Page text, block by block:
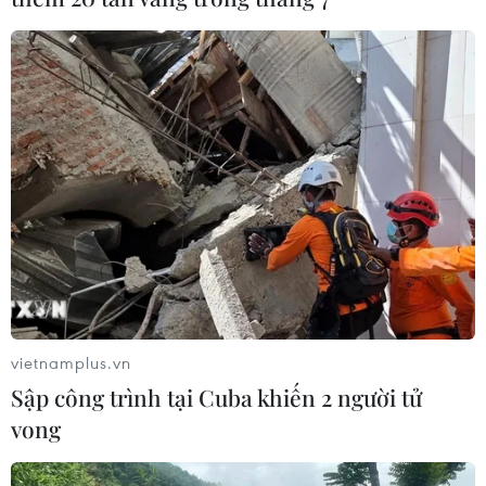
vietnamplus.vn
Sập công trình tại Cuba khiến 2 người tử
vong